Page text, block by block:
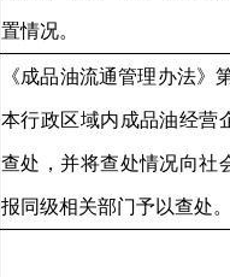
置情况。
《成品油流通管理办法
本行政区域内成品油经营
查处，并将查处情况向社
报同级相关部门予以查处